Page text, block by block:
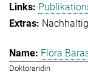
Flóra
Doktorandin